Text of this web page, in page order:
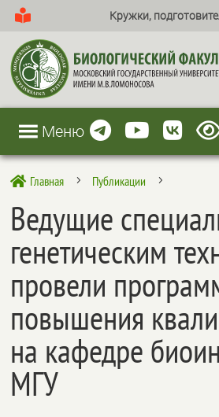
Кружки,
Меню
 Главная 5 Публикации 5
Ведущие
генетическим
провели
повышения
на кафедре
МГУ